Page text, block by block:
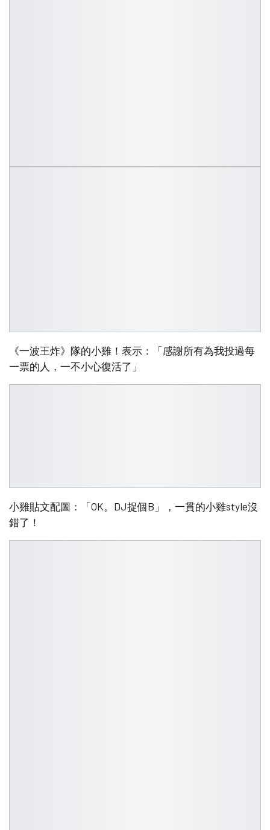
《一波王炸》隊的小雞！表示：「感謝所有為我投過每
一票的人，一不小心復活了」
小雞貼文配圖：「OK。DJ捉個B」，一貫的小雞style沒
錯了！